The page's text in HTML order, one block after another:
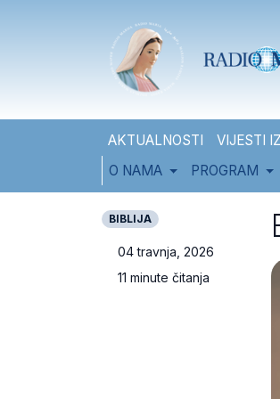
AKTUALNOSTI VIJESTI
O NAMA
PROGRAM
BIBLIJA
04 travnja, 2026
11 minute čitanja